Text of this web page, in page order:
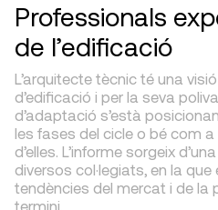
Professionals
de l’edificació
L’arquitecte tècnic té una
d’edificació i per la seva
d’adaptació s’està
les fases del cicle o bé com
d’elles. L’informe sorgeix
diversos col·legiats, en la
tendències del mercat i de la
termini.